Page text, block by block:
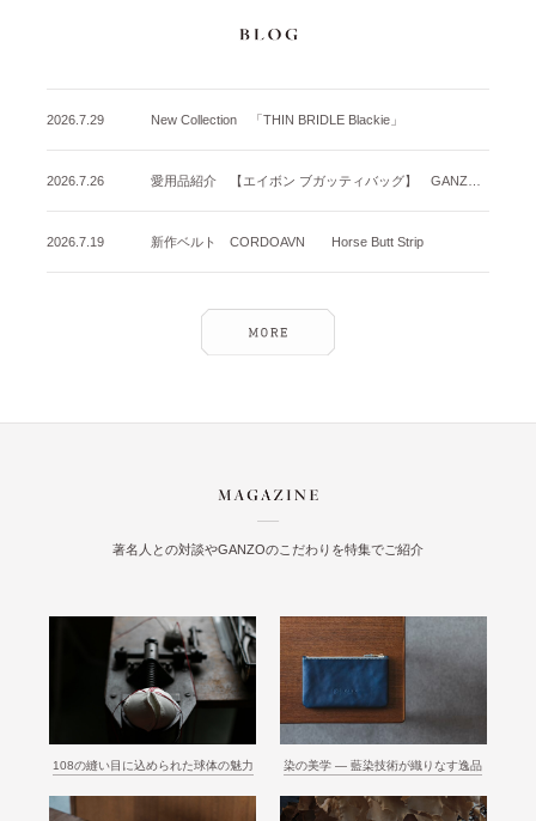
2026.7.29 New Collection 「THIN BRIDLE Blackie」
2026.7.26
2026.7.19 新作ベルト CORDOAVN Horse Butt Strip
著名人との対談やGANZOのこだわりを特集でご紹介
108の縫い目に込められた球体の魅力 染の美学 ― 藍染技術が織りなす逸品